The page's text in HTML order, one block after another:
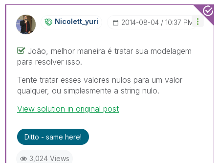
Nicolett_yuri ‎2014-08-04 10:37 PM
João, melhor maneira é tratar sua modelagem
para resolver isso.
Tente tratar esses valores nulos para um valor
qualquer, ou simplesmente a string nulo.
View solution in original post
Ditto - same here!
3,024 Views